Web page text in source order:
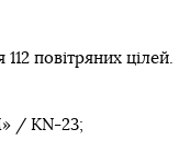
повітряних цілей.
/ KN-23;